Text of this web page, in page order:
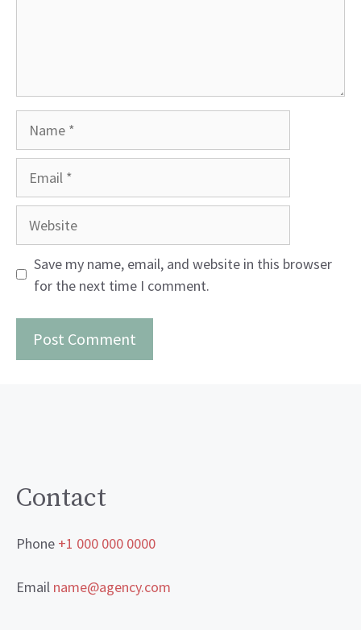
Save my name, email, and website in this browser
for the next time I comment.
Contact
Phone +1 000 000 0000
Email name@agency.com